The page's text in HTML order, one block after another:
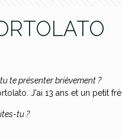
te présenter brièvement ?
J'ai 13 ans et un petit
tu ?